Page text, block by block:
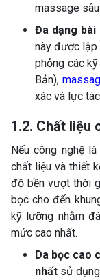
massage
Đa dạng bài
này được lập
phỏng các
Bản),
xác và lực
1.2. Chất liệu
Nếu công nghệ
chất liệu và thiết
độ bền vượt thời
bọc cho đến
kỹ lưỡng nhằm
mức cao nhất.
Da bọc cao
nhất sử